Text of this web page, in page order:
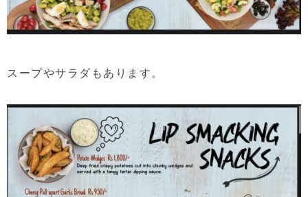
スープやサラダもあります。